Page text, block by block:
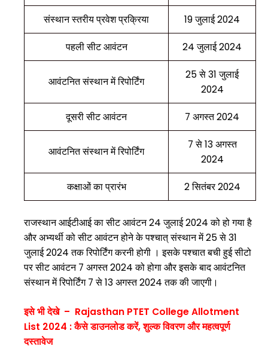
संस्थान स्तरीय प्रवेश प्रक्रिया 19 जुलाई 2024
पहली सीट आवंटन 24 जुलाई 2024
आवंटनित संस्थान में रिपोर्टिंग
25 से 31 जुलाई
2024
दूसरी सीट आवंटन 7 अगस्त 2024
आवंटनित संस्थान में रिपोर्टिंग
7 से 13 अगस्त
2024
कक्षाओं का प्रारंभ 2 सितंबर 2024
राजस्थान आईटीआई का सीट आवंटन 24 जुलाई 2024 को हो गया है
और अभ्यर्थी को सीट आवंटन होने के पश्चात् संस्थान में 25 से 31
जुलाई 2024 तक रिपोर्टिंग करनी होगी । इसके पश्चात बची हुई सीटो
पर सीट आवंटन 7 अगस्त 2024 को होगा और इसके बाद आवंटनित
संस्थान में रिपोर्टिंग 7 से 13 अगस्त 2024 तक की जाएगी।
इसे भी देखे – Rajasthan PTET College Allotment
List 2024 : कैसे डाउनलोड करें, शुल्क विवरण और महत्वपूर्ण
दस्तावेज